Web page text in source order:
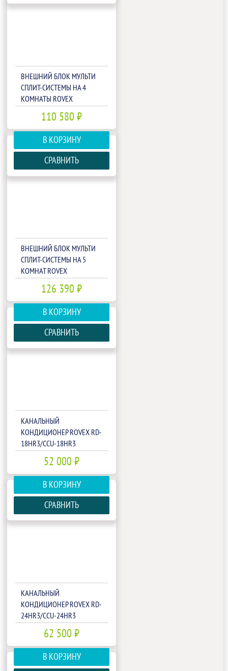
ВНЕШНИЙ БЛОК МУЛЬТИ
СПЛИТ-СИСТЕМЫ НА 4
КОМНАТЫ ROVEX
4M36UIHA1
110 580 ₽
В КОРЗИНУ
СРАВНИТЬ
ВНЕШНИЙ БЛОК МУЛЬТИ
СПЛИТ-СИСТЕМЫ НА 5
КОМНАТ ROVEX
5M45UIHA1
126 390 ₽
В КОРЗИНУ
СРАВНИТЬ
КАНАЛЬНЫЙ
КОНДИЦИОНЕР ROVEX RD-
18HR3/CCU-18HR3
52 000 ₽
В КОРЗИНУ
СРАВНИТЬ
КАНАЛЬНЫЙ
КОНДИЦИОНЕР ROVEX RD-
24HR3/CCU-24HR3
62 500 ₽
В КОРЗИНУ